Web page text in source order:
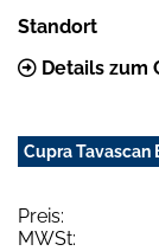
Standort
Details zum
Cupra Tavascan
Preis:
MWSt: